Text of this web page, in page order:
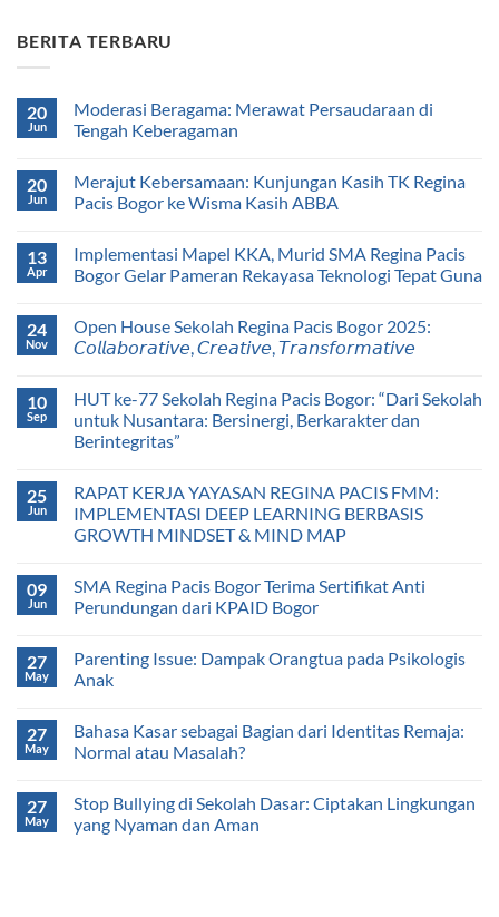
BERITA TERBARU
20
Jun
Moderasi Beragama: Merawat Persaudaraan di
Tengah Keberagaman
20
Jun
Merajut Kebersamaan: Kunjungan Kasih TK Regina
Pacis Bogor ke Wisma Kasih ABBA
13
Apr
Implementasi Mapel KKA, Murid SMA Regina Pacis
Bogor Gelar Pameran Rekayasa Teknologi Tepat Guna
24
Nov
Open House Sekolah Regina Pacis Bogor 2025:
𝘊𝘰𝘭𝘭𝘢𝘣𝘰𝘳𝘢𝘵𝘪𝘷𝘦, 𝘊𝘳𝘦𝘢𝘵𝘪𝘷𝘦, 𝘛𝘳𝘢𝘯𝘴𝘧𝘰𝘳𝘮𝘢𝘵𝘪𝘷𝘦
10
Sep
HUT ke-77 Sekolah Regina Pacis Bogor: “Dari Sekolah
untuk Nusantara: Bersinergi, Berkarakter dan
Berintegritas”
25
Jun
RAPAT KERJA YAYASAN REGINA PACIS FMM:
IMPLEMENTASI DEEP LEARNING BERBASIS
GROWTH MINDSET & MIND MAP
09
Jun
SMA Regina Pacis Bogor Terima Sertifikat Anti
Perundungan dari KPAID Bogor
27
May
Parenting Issue: Dampak Orangtua pada Psikologis
Anak
27
May
Bahasa Kasar sebagai Bagian dari Identitas Remaja:
Normal atau Masalah?
27
May
Stop Bullying di Sekolah Dasar: Ciptakan Lingkungan
yang Nyaman dan Aman